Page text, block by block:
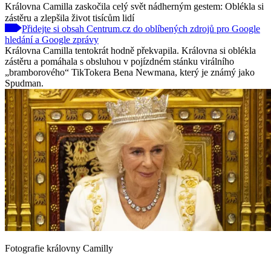
Královna Camilla zaskočila celý svět nádherným gestem: Oblékla si
zástěru a zlepšila život tisícům lidí
Přidejte si obsah Centrum.cz do oblíbených zdrojů pro Google
hledání a Google zprávy
Královna Camilla tentokrát hodně překvapila. Královna si oblékla
zástěru a pomáhala s obsluhou v pojízdném stánku virálního
„bramborového“ TikTokera Bena Newmana, který je známý jako
Spudman.
Fotografie královny Camilly